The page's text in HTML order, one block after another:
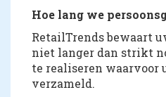
Hoe lang we
RetailTrends bewaart
niet langer dan strikt
te realiseren waarvoor
verzameld.